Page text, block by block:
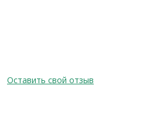
Оставить свой отзыв